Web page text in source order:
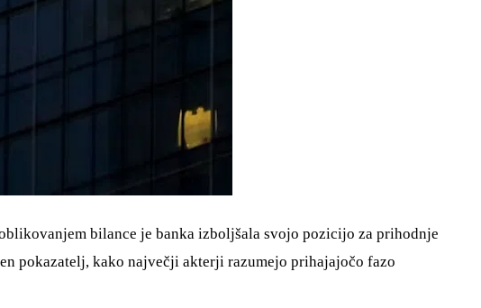
bilance je banka izboljšala svojo pozicijo za prihodnje
pokazatelj, kako največji akterji razumejo prihajajočo fazo